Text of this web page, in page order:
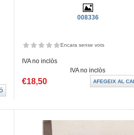
008336
Encara sense vots
IVA no inclòs
IVA no inclòs
€18,50